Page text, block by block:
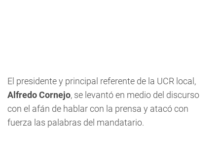
El presidente y principal referente de la UCR local,
Alfredo Cornejo, se levantó en medio del discurso
con el afán de hablar con la prensa y atacó con
fuerza las palabras del mandatario.